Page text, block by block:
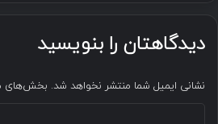
دیدگاهتان را بنویسید
نشانی ایمیل شما منتشر نخواهد شد. بخش‌های